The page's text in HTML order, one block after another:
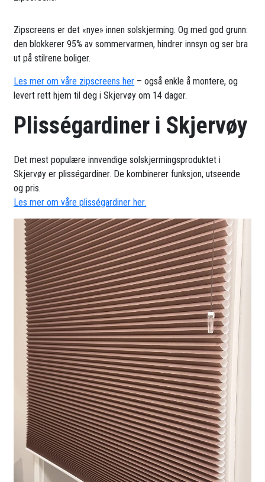
Zipscreens er det «nye» innen solskjerming. Og med god grunn:
den blokkerer 95% av sommervarmen, hindrer innsyn og ser bra
ut på stilrene boliger.
Les mer om våre zipscreens her – også enkle å montere, og
levert rett hjem til deg i Skjervøy om 14 dager.
Plisségardiner i Skjervøy
Det mest populære innvendige solskjermingsproduktet i
Skjervøy er plisségardiner. De kombinerer funksjon, utseende
og pris.
Les mer om våre plisségardiner her.